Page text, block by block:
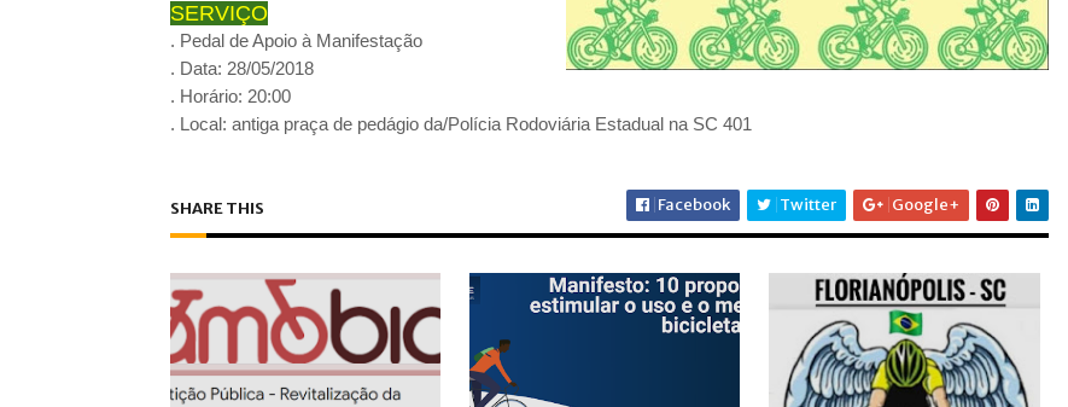
SERVIÇO
. Pedal de Apoio à Manifestação
. Data: 28/05/2018
. Horário: 20:00
. Local: antiga praça de pedágio da/Polícia Rodoviária Estadual na SC 401
SHARE THIS Facebook Twitter Google+